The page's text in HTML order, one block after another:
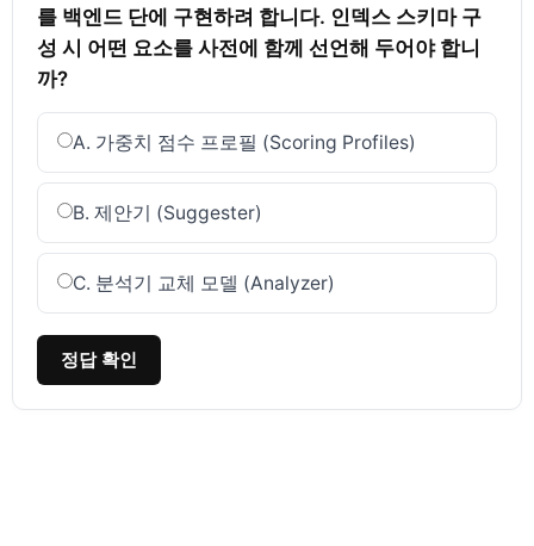
를 백엔드 단에 구현하려 합니다. 인덱스 스키마 구
성 시 어떤 요소를 사전에 함께 선언해 두어야 합니
까?
A. 가중치 점수 프로필 (Scoring Profiles)
B. 제안기 (Suggester)
C. 분석기 교체 모델 (Analyzer)
정답 확인